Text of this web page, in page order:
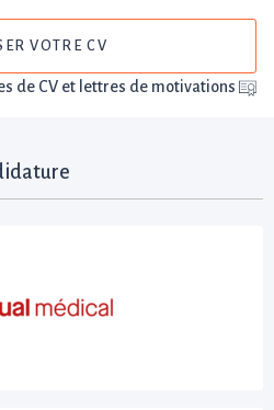
VOTRE CV
de CV et lettres de motivations